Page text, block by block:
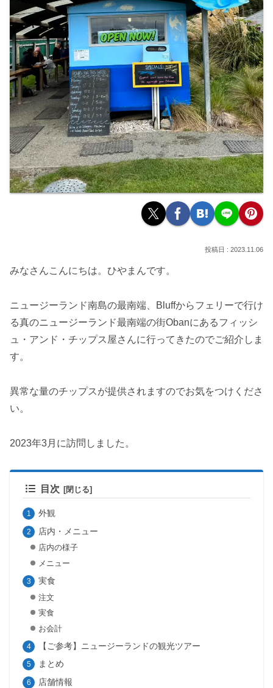
2023.11.06
みなさんこんにちは。ひやまんです。
ニュージーランド南島の最南端、Bluffからフェリーで行け
る真のニュージーランド最南端の街Obanにあるフィッシ
ュ・アンド・チップス屋さんに行ってきたのでご紹介しま
す。
異常な量のチップスが提供されますのでお気をつけくださ
い。
2023年3月に訪問しました。
目次
外観
店内・メニュー
店内の様子
メニュー
実食
注文
実食
お会計
【ご参考】ニュージーランドの観光ツアー
まとめ
店舗情報